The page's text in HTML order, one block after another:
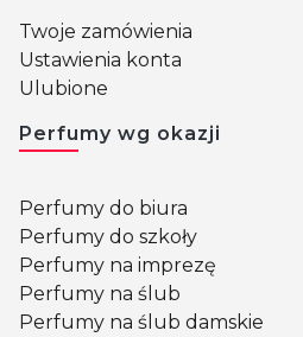
Twoje zamówienia
Ustawienia konta
Ulubione
Perfumy wg okazji
Perfumy do biura
Perfumy do szkoły
Perfumy na imprezę
Perfumy na ślub
Perfumy na ślub damskie